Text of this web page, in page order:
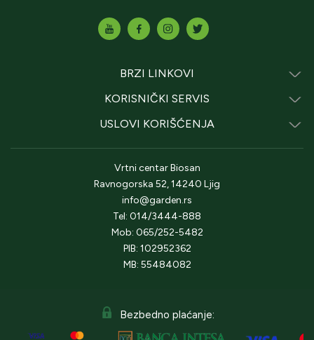
BRZI LINKOVI
KORISNIČKI SERVIS
USLOVI KORIŠĆENJA
Vrtni centar Biosan
Ravnogorska 52, 14240 Ljig
info@garden.rs
Tel: 014/3444-888
Mob: 065/252-5482
PIB: 102952362
MB: 55484082
Bezbedno plaćanje: